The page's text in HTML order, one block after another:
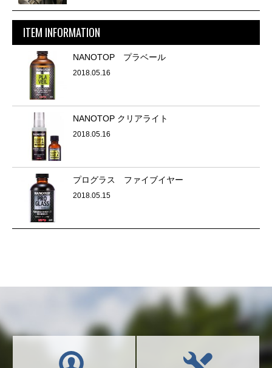
ITEM INFORMATION
NANOTOP プラベール
2018.05.16
NANOTOP クリアライト
2018.05.16
プログラス ファイブイヤー
2018.05.15